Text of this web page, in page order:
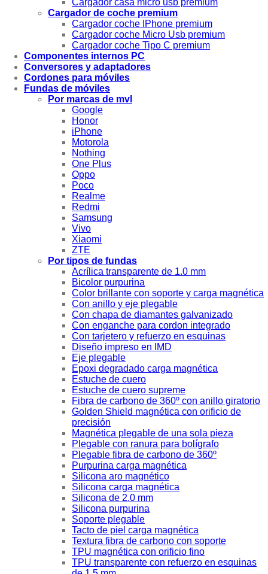
Cargador de coche premium
Cargador coche IPhone premium
Cargador coche Micro Usb premium
Cargador coche Tipo C premium
Componentes internos PC
Conversores y adaptadores
Cordones para móviles
Fundas de móviles
Por marcas de mvl
Google
Honor
iPhone
Motorola
Nothing
One Plus
Oppo
Poco
Realme
Redmi
Samsung
Vivo
Xiaomi
ZTE
Por tipos de fundas
Acrílica transparente de 1.0 mm
Bicolor purpurina
Color brillante con soporte y carga magnética
Con anillo y eje plegable
Con chapa de diamantes galvanizado
Con enganche para cordon integrado
Con tarjetero y refuerzo en esquinas
Diseño impreso en IMD
Eje plegable
Epoxi degradado carga magnética
Estuche de cuero
Estuche de cuero supreme
Fibra de carbono de 360º con anillo giratorio
Golden Shield magnética con orificio de
precisión
Magnética plegable de una sola pieza
Plegable con ranura para bolígrafo
Plegable fibra de carbono de 360º
Purpurina carga magnética
Silicona aro magnético
Silicona carga magnética
Silicona de 2.0 mm
Silicona purpurina
Soporte plegable
Tacto de piel carga magnética
Textura fibra de carbono con soporte
TPU magnética con orificio fino
TPU transparente con refuerzo en esquinas